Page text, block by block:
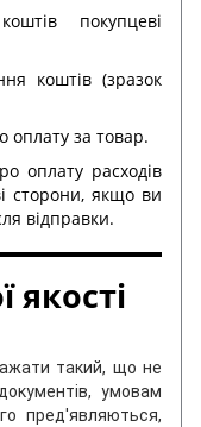
покупцеві
коштів (зразок
оплату за товар.
оплату расходів
сторони, якщо ви
відправки.
якості
такий, що не
умовам
пред'являються,